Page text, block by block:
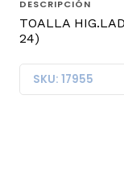
DESCRIPCIÓN
TOALLA
24)
SKU: 17955